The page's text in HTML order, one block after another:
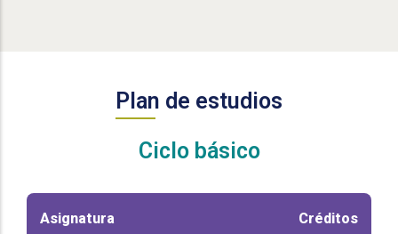
Plan de estudios
Ciclo básico
Asignatura Créditos